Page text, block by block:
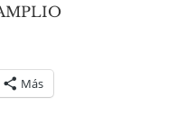
Más